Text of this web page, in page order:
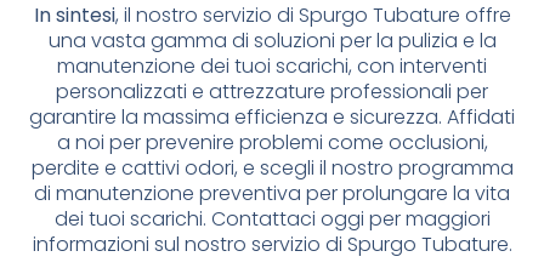
In sintesi, il nostro servizio di Spurgo Tubature offre
una vasta gamma di soluzioni per la pulizia e la
manutenzione dei tuoi scarichi, con interventi
personalizzati e attrezzature professionali per
garantire la massima efficienza e sicurezza. Affidati
a noi per prevenire problemi come occlusioni,
perdite e cattivi odori, e scegli il nostro programma
di manutenzione preventiva per prolungare la vita
dei tuoi scarichi. Contattaci oggi per maggiori
informazioni sul nostro servizio di Spurgo Tubature.